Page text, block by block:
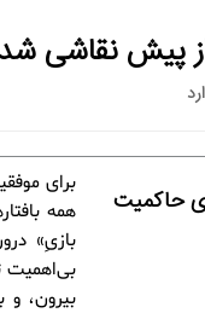
از پیش نقاشی
برای
همه
بازیِ»
بی‌اهمیت
بیرون، و
حاکمیت